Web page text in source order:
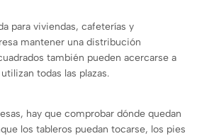
para viviendas, cafeterías y
mantener una distribución
también pueden acercarse a
todas las plazas.
hay que comprobar dónde quedan
los tableros puedan tocarse, los pies